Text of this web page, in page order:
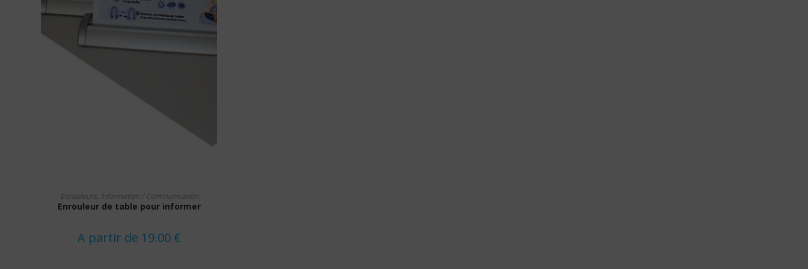
CHOIX DES OPTIONS
produit
a
plusieurs
options
peuvent
Enrouleurs, Information / Communication
Enrouleur de table pour informer
A partir de 19.00 €